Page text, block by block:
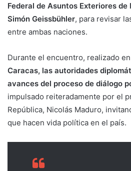
Federal de Asuntos Exteriores
Simón Geissbühler, para revisar
entre ambas naciones.
Durante el encuentro, realizado
Caracas, las autoridades
avances del proceso de diálogo
impulsado reiteradamente por el
República, Nicolás Maduro,
que hacen vida política en el país.